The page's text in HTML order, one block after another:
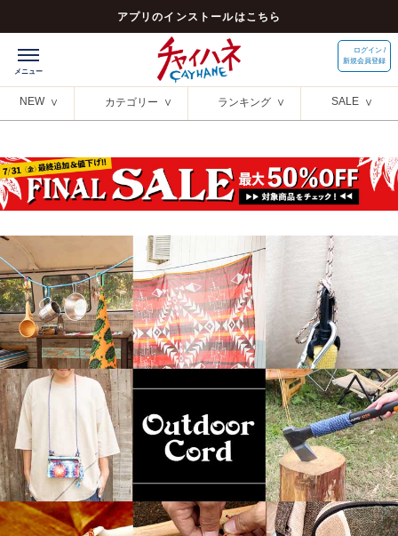
アプリのインストールはこちら
ログイン /
新規会員登録
NEW カテゴリー ランキング SALE